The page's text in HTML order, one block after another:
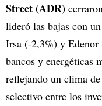
Street (ADR)
lideró las bajas con
Irsa (-2,3%) y
bancos y energéticas
reflejando un clima
selectivo entre los